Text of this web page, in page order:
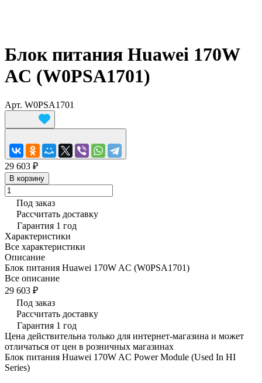
Блок питания Huawei 170W
AC (W0PSA1701)
Арт. W0PSA1701
29 603 ₽
В корзину
Под заказ
Рассчитать доставку
Гарантия 1 год
Характеристики
Все характеристики
Описание
Блок питания Huawei 170W AC (W0PSA1701)
Все описание
29 603 ₽
Под заказ
Рассчитать доставку
Гарантия 1 год
Цена действительна только для интернет-магазина и может
отличаться от цен в розничных магазинах
Блок питания Huawei 170W AC Power Module (Used In HI
Series)